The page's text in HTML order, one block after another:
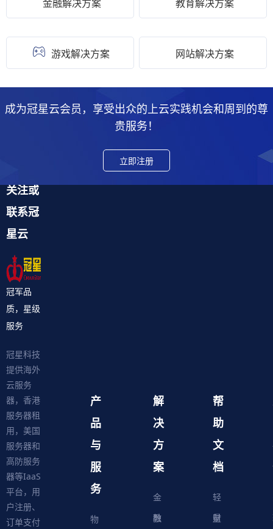
金融解决方案 教育解决方案
游戏解决方案 网站解决方案
成为冠星云会员，享受出众的上云实践机会和周到的尊
贵服务！
立即注册
关注或
联系冠
星云
冠军品
质，星级
服务
冠星科技
提供海外
云服务
器，香港
服务器租
用，美国
服务器和
高防服务
器等IaaS
平台，用
户注册、
订单支付
产
品
与
服
务
物
解
决
方
案
金
融
教
帮
助
文
档
轻
量
财